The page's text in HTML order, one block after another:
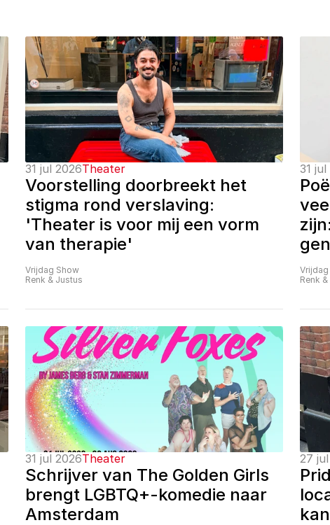
31 jul 2026Theater
Voorstelling doorbreekt het
stigma rond verslaving:
'Theater is voor mij een vorm
van therapie'
Vrijdag Show
Renk & Justus
31
Renk
31 jul 2026Theater
Schrijver van The Golden Girls
brengt LGBTQ+-komedie naar
Amsterdam
27